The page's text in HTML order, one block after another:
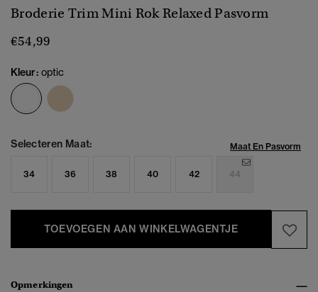
Broderie Trim Mini Rok Relaxed Pasvorm
€54,99
Kleur: optic
geselecteerd
Selecteren Maat: Maat En Pasvorm
34 36 38 40 42 44
TOEVOEGEN AAN WINKELWAGENTJE
Opmerkingen